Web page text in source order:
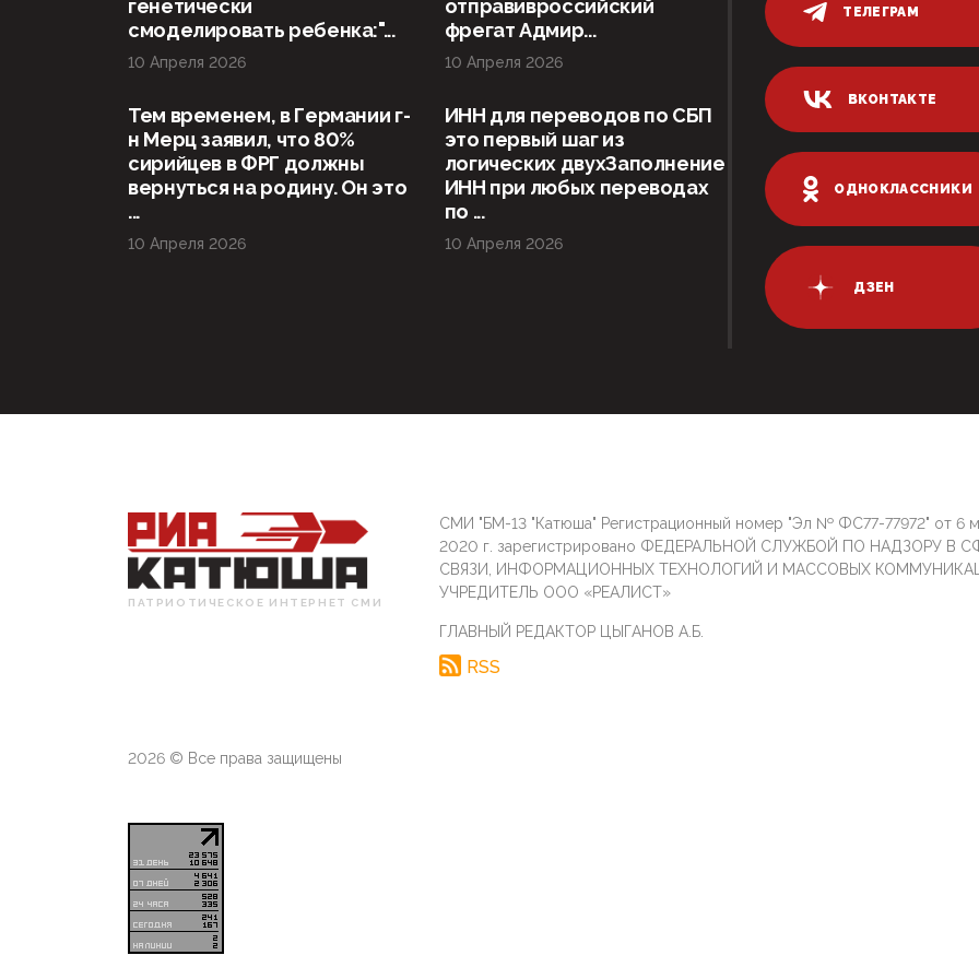
генетически
смоделировать ребенка:"...
10 Апреля 2026
отправивроссийский
фрегат Адмир...
10 Апреля 2026
Тем временем, в Германии г-
н Мерц заявил, что 80%
сирийцев в ФРГ должны
вернуться на родину. Он это
...
10 Апреля 2026
ИНН для переводов по СБП
это первый шаг из
логических двухЗаполнение
ИНН при любых переводах
по ...
10 Апреля 2026
ТЕЛЕГРАМ
ВКОНТАКТЕ
ОДНОКЛАССНИКИ
ДЗЕН
ПАТРИОТИЧЕСКОЕ ИНТЕРНЕТ СМИ
СМИ "БМ-13 "Катюша" Регистрационный номер "Эл № ФС77-77972" от 6
2020 г. зарегистрировано ФЕДЕРАЛЬНОЙ СЛУЖБОЙ ПО НАДЗОРУ В
СВЯЗИ, ИНФОРМАЦИОННЫХ ТЕХНОЛОГИЙ И МАССОВЫХ
УЧРЕДИТЕЛЬ ООО «РЕАЛИСТ»
ГЛАВНЫЙ РЕДАКТОР ЦЫГАНОВ А.Б.
RSS
2026 © Все права защищены